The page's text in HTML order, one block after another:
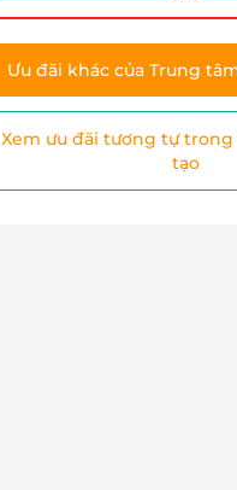
Ưu đãi khác của Trung
Xem ưu đãi tương tự trong
tạo